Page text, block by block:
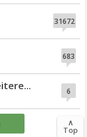
31672
683
6
∧
Top